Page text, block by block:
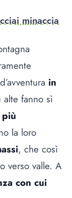
minaccia
in
fanno sì
la loro
, che così
verso valle. A
con cui